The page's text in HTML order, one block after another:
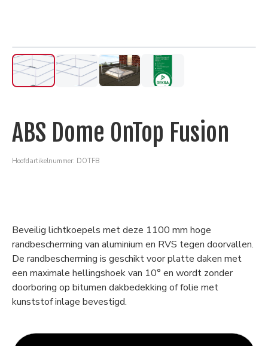
‹ ›
ABS Dome OnTop Fusion
Hoofdartikelnummer: DOTFB
Beveilig lichtkoepels met deze 1100 mm hoge
randbescherming van aluminium en RVS tegen doorvallen.
De randbescherming is geschikt voor platte daken met
een maximale hellingshoek van 10° en wordt zonder
doorboring op bitumen dakbedekking of folie met
kunststof inlage bevestigd.